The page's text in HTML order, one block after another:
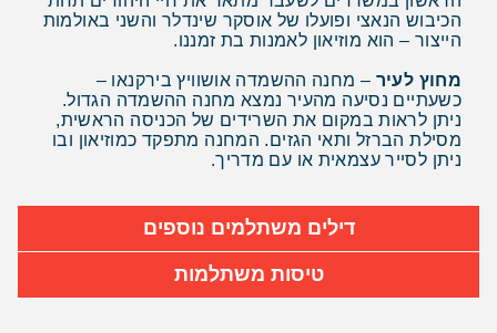
הכיבוש הנאצי ופועלו של אוסקר שינדלר והשני באולמות
הייצור – הוא מוזיאון לאמנות בת זמננו.
מחוץ לעיר – מחנה ההשמדה אושוויץ בירקנאו –
כשעתיים נסיעה מהעיר נמצא מחנה ההשמדה הגדול.
ניתן לראות במקום את השרידים של הכניסה הראשית,
מסילת הברזל ותאי הגזים. המחנה מתפקד כמוזיאון ובו
ניתן לסייר עצמאית או עם מדריך.
דילים משתלמים נוספים
טיסות משתלמות